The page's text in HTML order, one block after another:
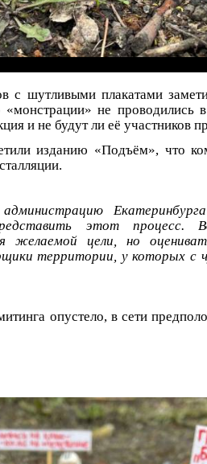
с шутливыми плакатами
не проводились
и не будут ли её участников
изданию «Подъём», что
этот процесс.
желаемой цели, но
территории, у которых
опустело, в сети